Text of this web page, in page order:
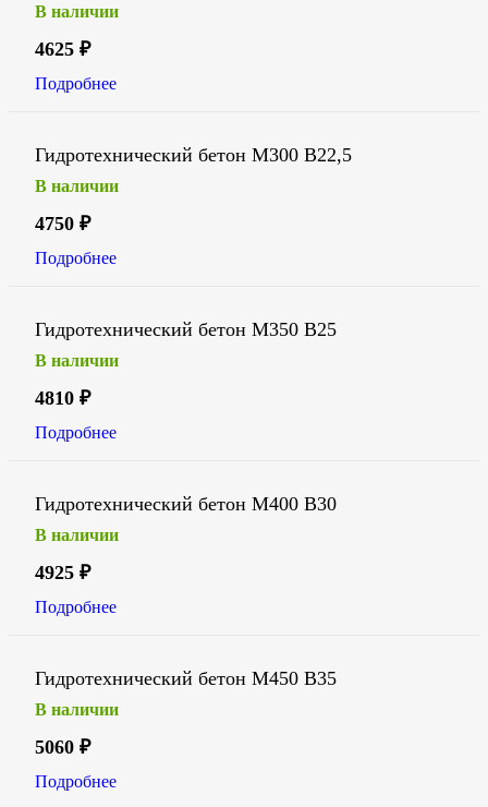
В наличии
4625 ₽
Подробнее
Гидротехнический бетон М300 В22,5
В наличии
4750 ₽
Подробнее
Гидротехнический бетон М350 В25
В наличии
4810 ₽
Подробнее
Гидротехнический бетон М400 В30
В наличии
4925 ₽
Подробнее
Гидротехнический бетон М450 В35
В наличии
5060 ₽
Подробнее